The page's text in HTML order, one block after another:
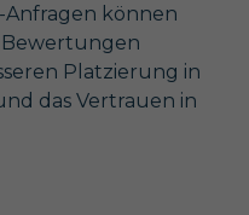
können
Bewertungen
Platzierung in
das Vertrauen in